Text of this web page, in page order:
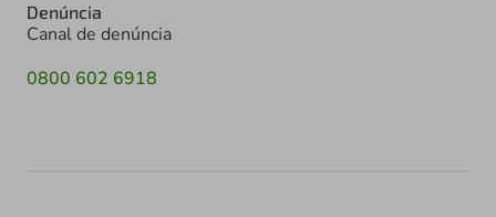
Denúncia
Canal de denúncia
0800 602 6918